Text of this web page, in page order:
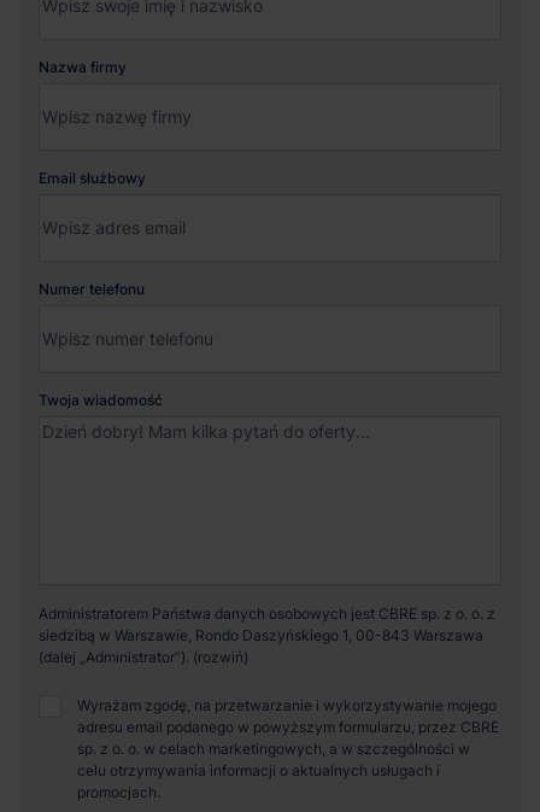
Nazwa firmy
Email służbowy
Numer telefonu
Twoja wiadomość
Administratorem Państwa danych osobowych jest CBRE sp. z o. o. z
siedzibą w Warszawie, Rondo Daszyńskiego 1, 00-843 Warszawa
(dalej „Administrator”).
Wyrażam zgodę, na przetwarzanie i wykorzystywanie mojego
adresu email podanego w powyższym formularzu, przez CBRE
sp. z o. o. w celach marketingowych, a w szczególności w
celu otrzymywania informacji o aktualnych usługach i
promocjach.